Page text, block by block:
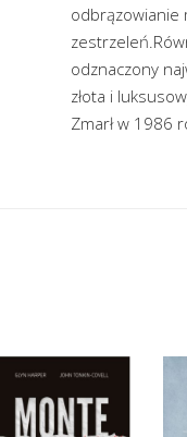
odbrązowianie
odznaczony
złota i
Zmarł w 1986